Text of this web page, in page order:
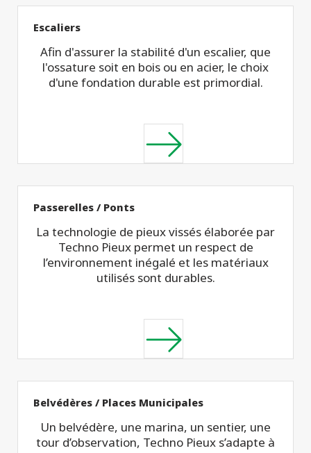
Escaliers
Afin d'assurer la stabilité d'un escalier, que
l'ossature soit en bois ou en acier, le choix
d'une fondation durable est primordial.
Passerelles / Ponts
La technologie de pieux vissés élaborée par
Techno Pieux permet un respect de
l’environnement inégalé et les matériaux
utilisés sont durables.
Belvédères / Places Municipales
Un belvédère, une marina, un sentier, une
tour d’observation, Techno Pieux s’adapte à